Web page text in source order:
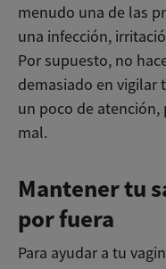
menudo una de las
una infección,
Por supuesto, no
demasiado en vigilar
un poco de
mal.
Mantener tu
por fuera
Para ayudar a tu